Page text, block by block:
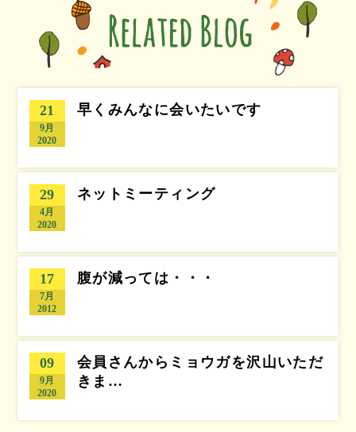
21
9月
2020
早くみんなに会いたいです
29
4月
2020
ネットミーティング
17
7月
2012
腹が減っては・・・
09
9月
2020
会員さんからミョウガを沢山いただ
きま…